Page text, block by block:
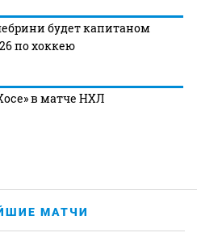
будет капитаном
по хоккею
в матче НХЛ
МАТЧИ